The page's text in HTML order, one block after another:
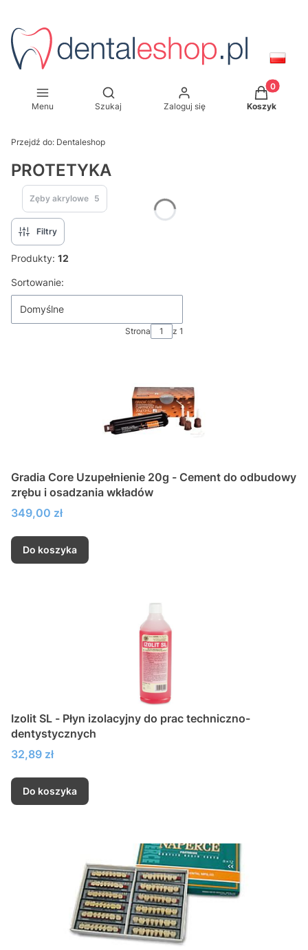
Menu
Otwórz wyszukiwarkę
Szukaj Zaloguj się
Produkty
Koszyk
Przejdź do: Dentaleshop
PROTETYKA
Zęby akrylowe 5
Filtry
Produkty: 12
Lista produktów
Sortowanie:
Domyślne
Strona z 1
Gradia Core Uzupełnienie 20g - Cement do odbudowy
zrębu i osadzania wkładów
Cena
349,00 zł
Do koszyka
Izolit SL - Płyn izolacyjny do prac techniczno-
dentystycznych
Cena
32,89 zł
Do koszyka